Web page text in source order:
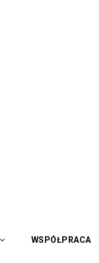
WSPÓŁPRACA